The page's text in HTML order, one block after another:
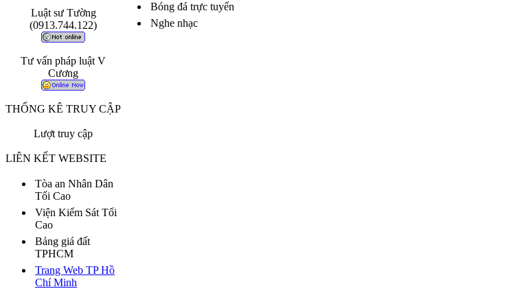
Luật sư Tường
(0913.744.122)
Tư vấn pháp luật V
Cương
THỐNG KÊ TRUY CẬP
Lượt truy cập
LIÊN KẾT WEBSITE
Tòa an Nhân Dân
Tối Cao
Viện Kiểm Sát Tối
Cao
Bảng giá đất
TPHCM
Trang Web TP Hồ
Chí Minh
Bóng đá trực tuyến
Nghe nhạc